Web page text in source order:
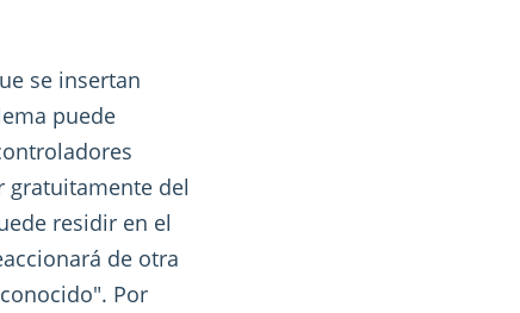
se insertan
puede
gratuitamente del
residir en el
de otra
Por